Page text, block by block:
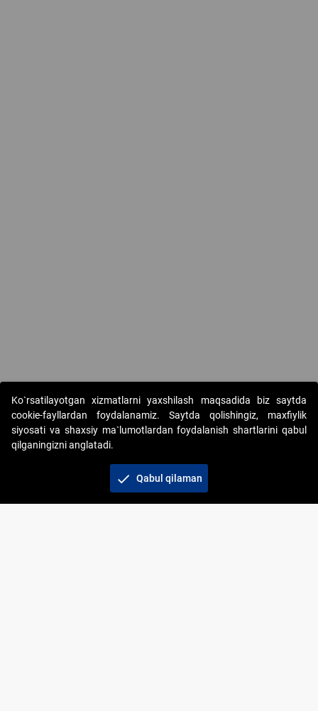
Copyright © 2017-2026. "Elektron onlayn-auksionlarni
tashkil etish" AJ. Barcha huquqlar himoyalangan
Ko`rsatilayotgan xizmatlarni yaxshilash maqsadida biz saytda
cookie-fayllardan foydalanamiz. Saytda qolishingiz, maxfiylik
siyosati va shaxsiy ma`lumotlardan foydalanish shartlarini qabul
qilganingizni anglatadi.
check Qabul qilaman